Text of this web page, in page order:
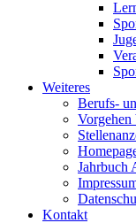
Weiteres
Berufs-
Vorgehen
Jahrbuch
Kontakt